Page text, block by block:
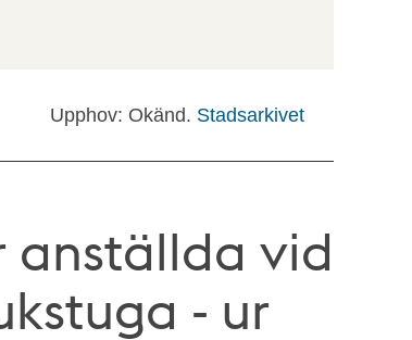
Upphov: Okänd. Stadsarkivet
anställda vid
- ur